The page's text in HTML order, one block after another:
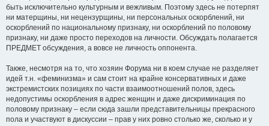
быть исключительно культурным и вежливым. Поэтому здесь не потерпят
ни матерщины, ни нецензурщины, ни персональных оскорблений, ни
оскорблений по национальному признаку, ни оскорблений по половому
признаку, ни даже просто переходов на личности. Обсуждать полагается
ПРЕДМЕТ обсуждения, а вовсе не личность оппонента.
Также, несмотря на то, что хозяин Форума ни в коем случае не разделяет
идей т.н. «феминизма» и сам стоит на крайне консервативных и даже
экстремистских позициях по части взаимоотношений полов, здесь
недопустимы оскорбления в адрес женщин и даже дискриминация по
половому признаку – если сюда зашли представительницы прекрасного
пола и участвуют в дискуссии – прав у них ровно столько же, сколько и у